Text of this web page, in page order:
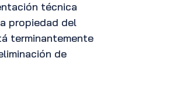
técnica
propiedad del
terminantemente
de